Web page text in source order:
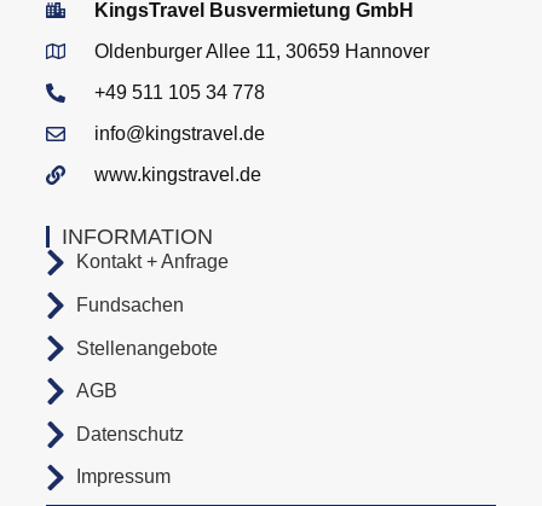
INFORMATION
Kontakt + Anfrage
Fundsachen
Stellenangebote
AGB
Datenschutz
Impressum
KingsTravel Busvermietung GmbH
Oldenburger Allee 11, 30659 Hannover
+49 511 105 34 778
info@kingstravel.de
www.kingstravel.de